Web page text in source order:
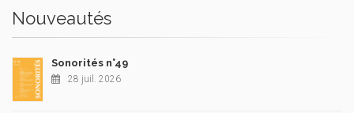
Nouveautés
Sonorités n°49
28 juil. 2026